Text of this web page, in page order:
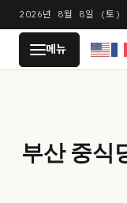
문
로
2026년 8월 8일 (토)
LUXDIGEST
메뉴
부산 중식